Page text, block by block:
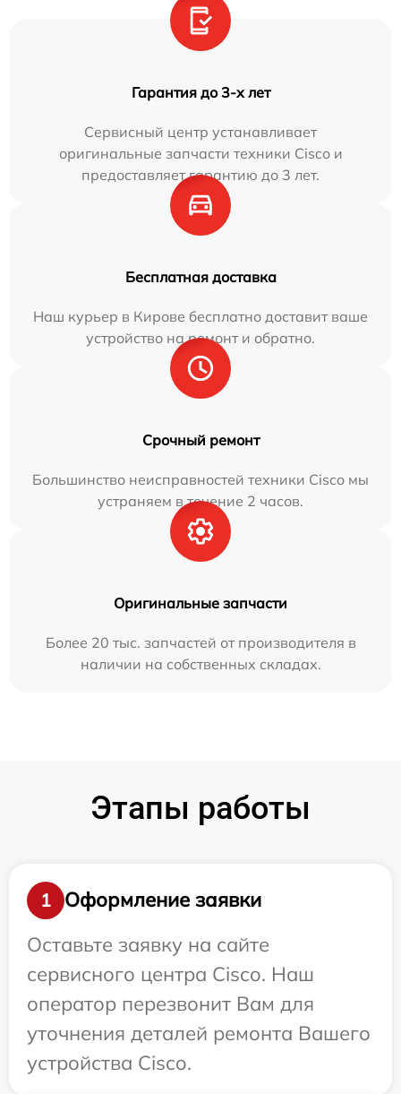
Гарантия до 3-х лет
Сервисный центр устанавливает
оригинальные запчасти техники Cisco и
предоставляет гарантию до 3 лет.
Бесплатная доставка
Наш курьер в Кирове бесплатно доставит ваше
устройство на ремонт и обратно.
Срочный ремонт
Большинство неисправностей техники Cisco мы
устраняем в течение 2 часов.
Оригинальные запчасти
Более 20 тыс. запчастей от производителя в
наличии на собственных складах.
Этапы работы
1
Оформление заявки
Оставьте заявку на сайте
сервисного центра Cisco. Наш
оператор перезвонит Вам для
уточнения деталей ремонта Вашего
устройства Cisco.